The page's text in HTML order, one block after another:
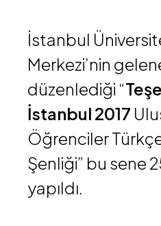
İstanbul
Merkezi’nin
düzenlediği “
İstanbul 2017
Öğrenciler
Şenliği” bu sene
yapıldı.